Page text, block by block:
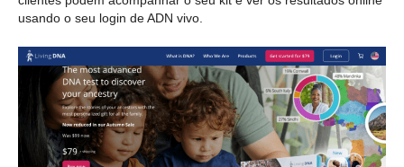
usando o seu login de ADN vivo.